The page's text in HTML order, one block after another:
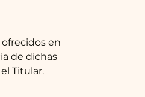
en
de dichas
Titular.